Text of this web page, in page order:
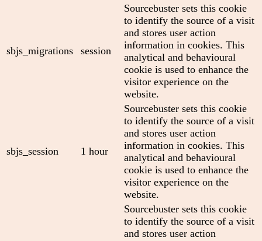
sbjs_migrations session
Sourcebuster sets this cookie
to identify the source of a visit
and stores user action
information in cookies. This
analytical and behavioural
cookie is used to enhance the
visitor experience on the
website.
sbjs_session 1 hour
Sourcebuster sets this cookie
to identify the source of a visit
and stores user action
information in cookies. This
analytical and behavioural
cookie is used to enhance the
visitor experience on the
website.
Sourcebuster sets this cookie
to identify the source of a visit
and stores user action